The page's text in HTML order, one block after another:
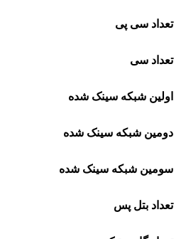
تعداد سی پی
تعداد سی
اولین شبکه سینک شده
دومین شبکه سینک شده
سومین شبکه سینک شده
تعداد بتل پس